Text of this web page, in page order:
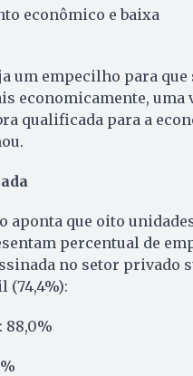
econômico e baixa
um empecilho para que
economicamente, uma
qualificada para a
aponta que oito
percentual de
no setor privado
(74,4%):
88,0%